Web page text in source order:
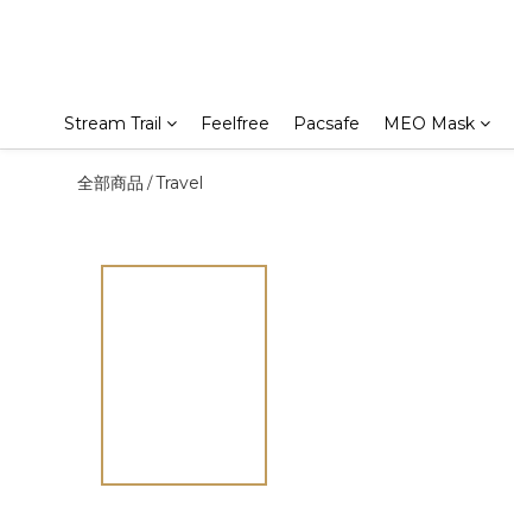
Stream Trail Feelfree Pacsafe MEO Mask
全部商品 /Travel